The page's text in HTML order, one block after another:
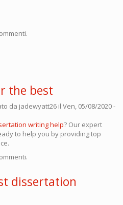
the best
da jadewyatt26 il Ven, 05/08/2020 -
writing help? Our expert
to help you by providing top
dissertation